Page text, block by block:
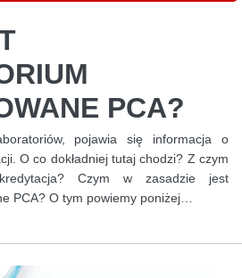
PCA?
pojawia się informacja o
O co dokładniej tutaj chodzi? Z czym
Czym w zasadzie jest
PCA? O tym powiemy poniżej…